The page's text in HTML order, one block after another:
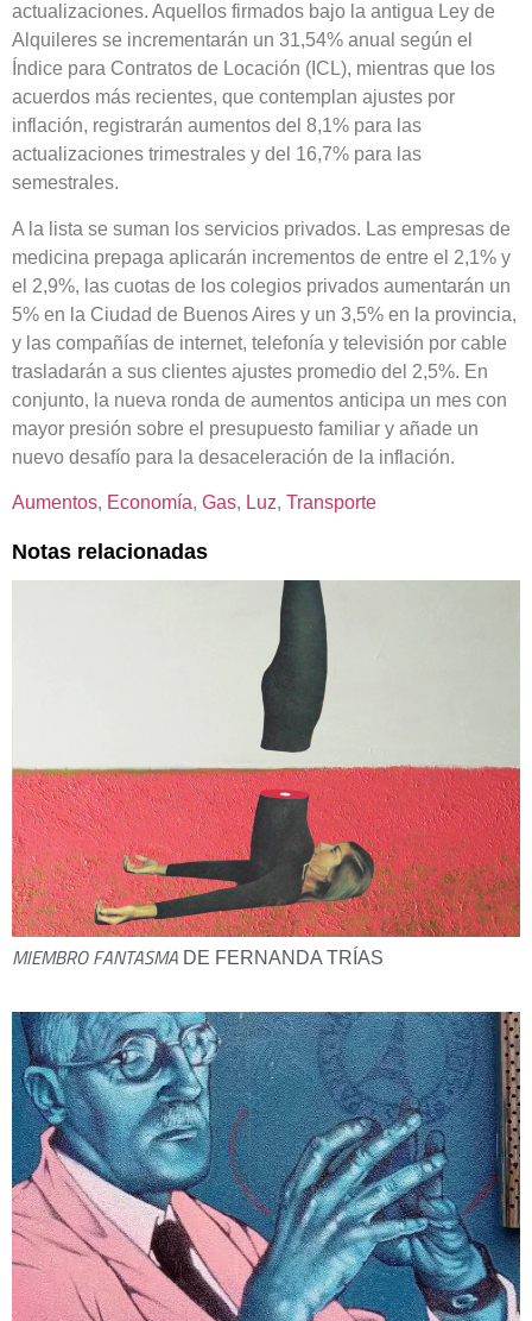
actualizaciones. Aquellos firmados bajo la antigua Ley de
Alquileres se incrementarán un 31,54% anual según el
Índice para Contratos de Locación (ICL), mientras que los
acuerdos más recientes, que contemplan ajustes por
inflación, registrarán aumentos del 8,1% para las
actualizaciones trimestrales y del 16,7% para las
semestrales.
A la lista se suman los servicios privados. Las empresas de
medicina prepaga aplicarán incrementos de entre el 2,1% y
el 2,9%, las cuotas de los colegios privados aumentarán un
5% en la Ciudad de Buenos Aires y un 3,5% en la provincia,
y las compañías de internet, telefonía y televisión por cable
trasladarán a sus clientes ajustes promedio del 2,5%. En
conjunto, la nueva ronda de aumentos anticipa un mes con
mayor presión sobre el presupuesto familiar y añade un
nuevo desafío para la desaceleración de la inflación.
Aumentos, Economía, Gas, Luz, Transporte
Notas relacionadas
MIEMBRO FANTASMA DE FERNANDA TRÍAS